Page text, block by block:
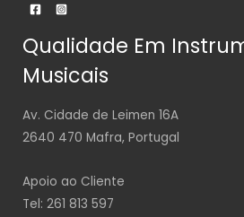
Qualidade Em
Musicais
Av. Cidade de Leimen 16A
2640 470 Mafra, Portugal
Apoio ao Cliente
Tel: 261 813 597